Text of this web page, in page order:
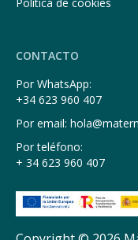
CONTACTO
Por WhatsApp:
+34 623 960 407
Por email:
Por teléfono:
+ 34 623 960 407